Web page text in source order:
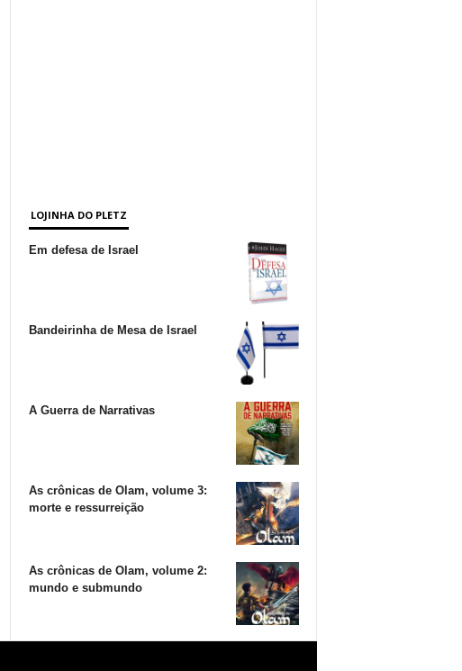
LOJINHA DO PLETZ
Em defesa de Israel
Bandeirinha de Mesa de Israel
A Guerra de Narrativas
As crônicas de Olam, volume 3:
morte e ressurreição
As crônicas de Olam, volume 2:
mundo e submundo